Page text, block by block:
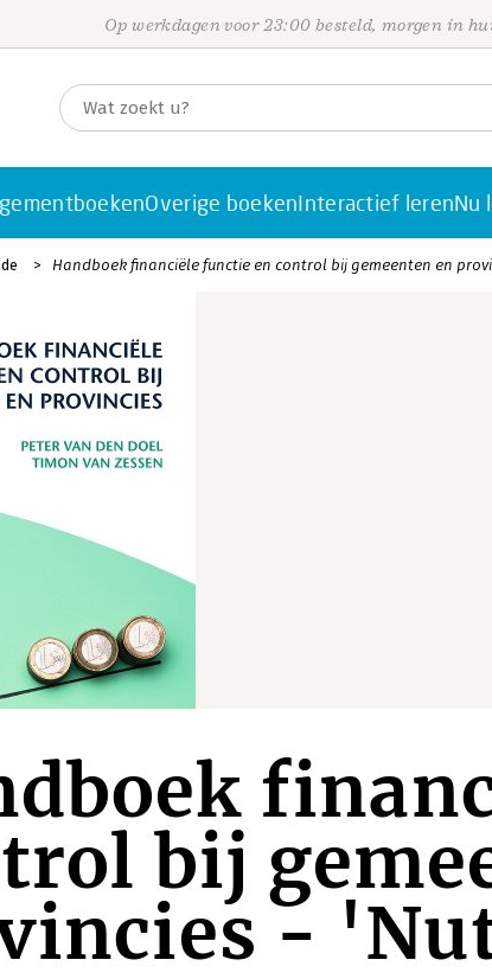
Op werkdagen voor 23:00 besteld, morgen in
Overige boekenInteractief lerenNu
Handboek financiële functie en control bij gemeenten en
bij
-